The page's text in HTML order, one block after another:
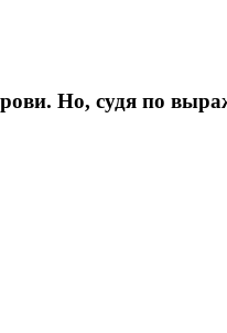
Но, судя по